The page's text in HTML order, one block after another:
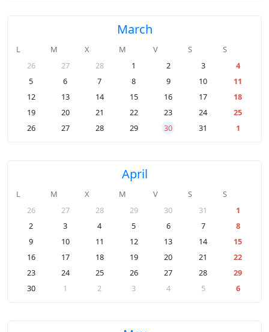
March
L M X M V S
S
26
27 28 1 2 3
4
5
6 7 8 9 10
11
12
13 14 15 16 17
18
19
20 21 22 23 24
25
26
27 28 29 30 31 1
April
L M X M V S
S
26
27 28 29 30 31
1
2
3 4 5 6 7
8
9
10 11 12 13 14
15
16
17 18 19 20 21
22
23
24 25 26 27 28
29
30
1 2 3 4 5 6